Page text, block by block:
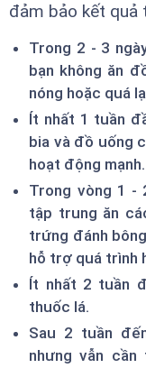
đảm bảo kết quả
Trong 2 - 3
bạn không ăn
nóng hoặc quá
Ít nhất 1 tuần
bia và đồ uống
hoạt động mạnh.
Trong vòng 1 -
tập trung ăn
trứng đánh
hỗ trợ quá trình
Ít nhất 2 tuần
thuốc lá.
Sau 2 tuần
nhưng vẫn